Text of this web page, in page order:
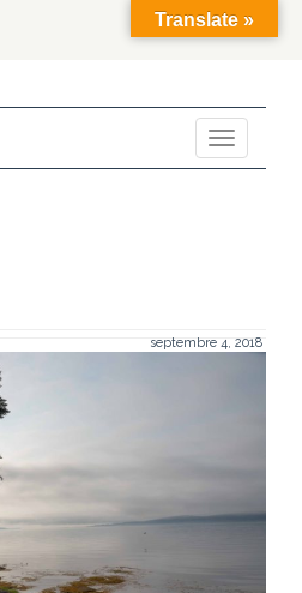
Toggle
navigation
septembre 4, 2018
Translate »